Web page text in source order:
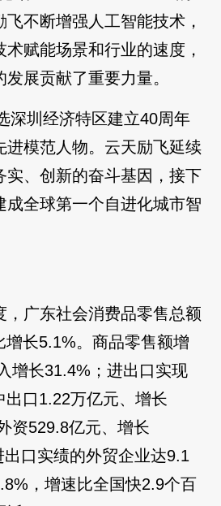
不断增强人工智能技术，
术赋能场景和行业的速度，
展贡献了重要力量。
深圳经济特区建立40周年
进模范人物。云天励飞延续
实、创新的奋斗基因，接下
成全球第一个自进化城市智
，广东社会消费品零售总额
增长5.1%。商品零售额增
增长31.4%；进出口实现
出口1.22万亿元、增长
资529.8亿元、增长
口实绩的外贸企业达9.1
，增速比全国快2.9个百